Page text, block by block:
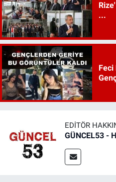
...
Feci
EDITÖR
GÜNCEL53 -